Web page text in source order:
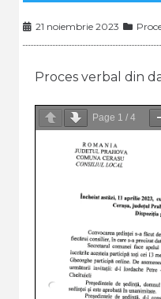
21 noiembrie 2023
Proces verbal din
Page 1 / 4